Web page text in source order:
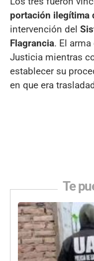
portación ilegítima
intervención del
Flagrancia. El
Justicia mientras
establecer su
en que era
Te